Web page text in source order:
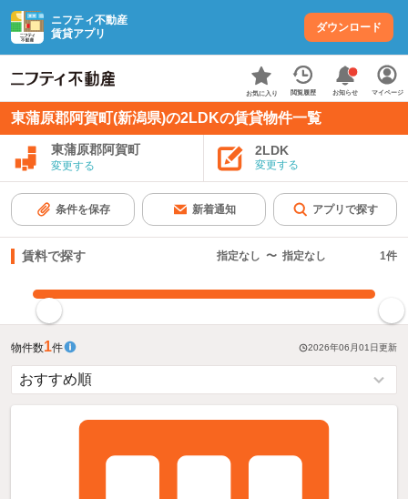
ニフティ不動産
賃貸アプリ
ダウンロード
お気に入り 閲覧履歴 お知らせ マイページ
東蒲原郡阿賀町(新潟県)の2LDKの賃貸物件一覧
東蒲原郡阿賀町
変更する
2LDK
変更する
条件を保存 新着通知 アプリで探す
賃料で探す 指定なし 〜 指定なし 1件
物件数1件 2026年06月01日更新